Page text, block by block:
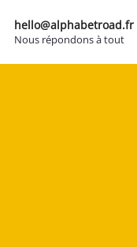
hello@alphabetroad.fr
Nous répondons à tout